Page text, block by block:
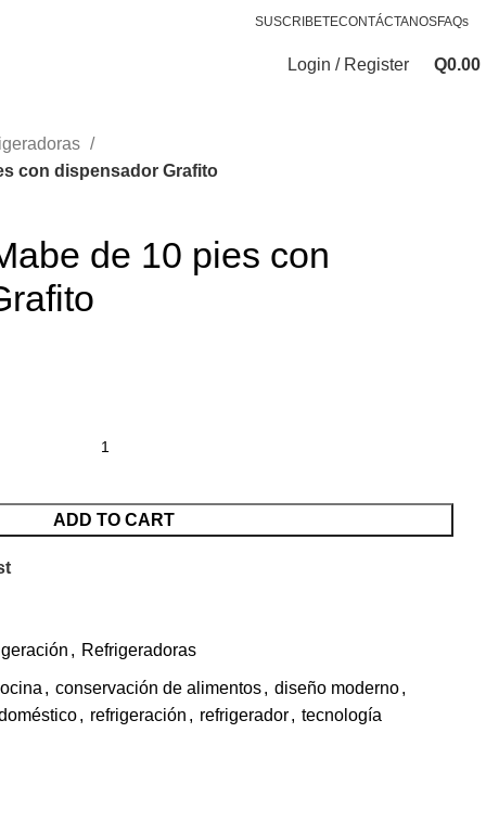
SUSCRIBETECONTÁCTANOSFAQs
Login / Register Q0.00
con dispensador Grafito
de 10 pies con
ADD TO CART
, Refrigeradoras
, conservación de alimentos, diseño moderno,
, refrigeración , refrigerador, tecnología